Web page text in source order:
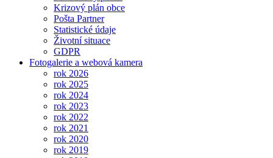
Krizový plán obce
Pošta Partner
Statistické údaje
Životní situace
GDPR
Fotogalerie a webová kamera
rok 2026
rok 2025
rok 2024
rok 2023
rok 2022
rok 2021
rok 2020
rok 2019